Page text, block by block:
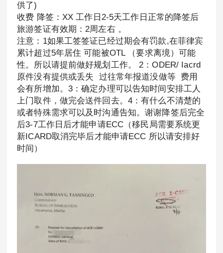
供了)
收费 降签：XX 工作日2-5天工作日正常的降签后
旅游签证有效期：2周左右 。
注意：1如果工签签证已经过期会有罚款,在菲律宾
累计超过5年居住 可能被OTL （要求离境）可能
性。所以请提前做好规划工作。 2：ODER/ Iacrd
原件没有提供或丢失 过往常年报道没做等 费用
会有所增加。3：确定办理可以告知时间安排工人
上门取件，做完会送件回去。4：有什么不清楚的
或者特殊需求可以及时沟通告知。谢谢降签后完全
后3-7工作日后才能申请ECC（移民局需要系统更
新ICARD取消完毕后才能申请ECC 所以请安排好
时间）